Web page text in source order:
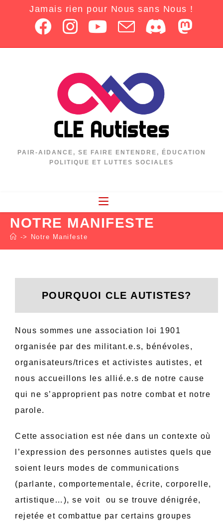
Jamais rien pour Nous sans Nous !
PAIR-AIDANCE, SE FAIRE ENTENDRE, ÉDUCATION
POLITIQUE ET LUTTES SOCIALES
NOTRE MANIFESTE
-> Notre Manifeste
POURQUOI CLE AUTISTES?
Nous sommes une association loi 1901
organisée par des militant.e.s, bénévoles,
organisateurs/trices et activistes autistes, et
nous accueillons les allié.e.s de notre cause
qui ne s’approprient pas notre combat et notre
parole.
Cette association est née dans un contexte où
l’expression des personnes autistes quels que
soient leurs modes de communications
(parlante, comportementale, écrite, corporelle,
artistique…), se voit ou se trouve dénigrée,
rejetée et combattue par certains groupes